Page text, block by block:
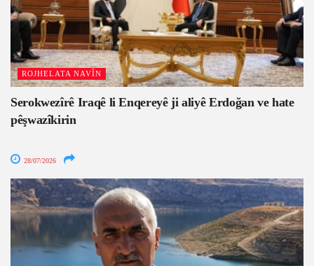
ROJHELATA NAVÎN
Serokwezîrê Iraqê li Enqereyê ji aliyê Erdoğan ve hate
pêşwazîkirin
28/07/2026